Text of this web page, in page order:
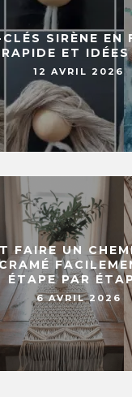
SIRÈNE EN
ET
12 AVRIL 2026
FAIRE UN
ÉTAPE PAR
6 AVRIL 2026